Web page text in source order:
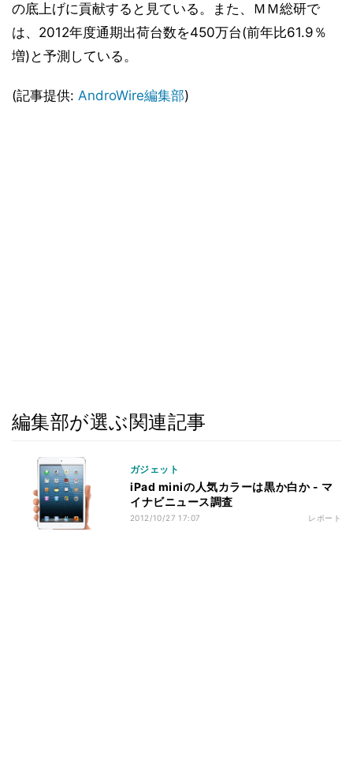
の底上げに貢献すると見ている。また、ＭＭ総研で
は、2012年度通期出荷台数を450万台(前年比61.9％
増)と予測している。
(記事提供: AndroWire編集部)
編集部が選ぶ関連記事
ガジェット
iPad miniの人気カラーは黒か白か - マ
イナビニュース調査
2012/10/27 17:07 レポート